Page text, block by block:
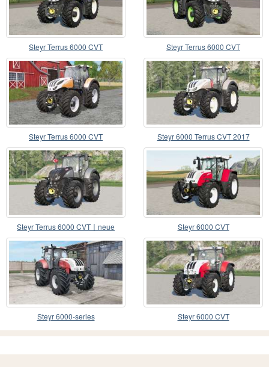
Steyr Terrus 6000 CVT Steyr Terrus 6000 CVT
Steyr Terrus 6000 CVT Steyr 6000 Terrus CVT 2017
Steyr Terrus 6000 CVT〡neue
Radoptionen
Steyr 6000 CVT
Steyr 6000-series Steyr 6000 CVT